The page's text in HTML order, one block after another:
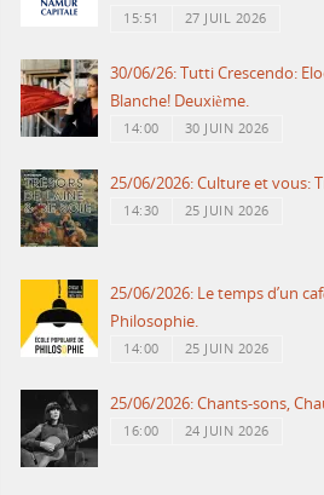
15:51 27 JUIL 2026
30/06/26: Tutti Crescendo:
Blanche! Deuxième.
14:00 30 JUIN 2026
25/06/2026: Culture et vous:
14:30 25 JUIN 2026
25/06/2026: Le temps d’un
Philosophie.
14:00 25 JUIN 2026
25/06/2026: Chants-sons,
16:00 24 JUIN 2026